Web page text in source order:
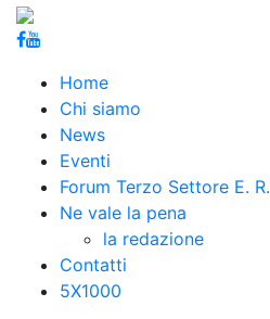
Home
Chi siamo
News
Eventi
Forum Terzo Settore E. R.
Ne vale la pena
la redazione
Contatti
5X1000